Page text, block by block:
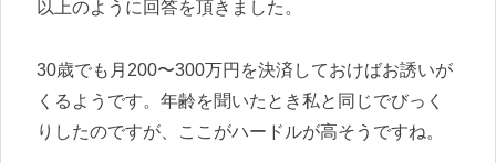
以上のように回答を頂きました。
30歳でも月200〜300万円を決済しておけばお誘いが
くるようです。年齢を聞いたとき私と同じでびっく
りしたのですが、ここがハードルが高そうですね。